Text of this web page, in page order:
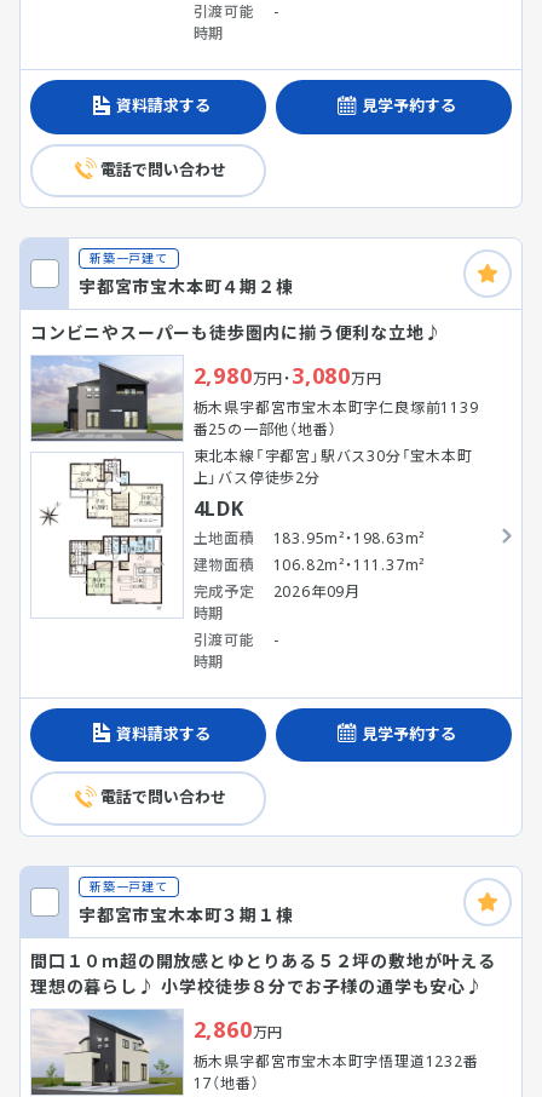
引渡可能
時期
-
資料請求する 見学予約する
電話で問い合わせ
新築一戸建て
宇都宮市宝木本町４期２棟
コンビニやスーパーも徒歩圏内に揃う便利な立地♪
2,980万円・3,080万円
栃木県宇都宮市宝木本町字仁良塚前1139
番25の一部他（地番）
東北本線「宇都宮」駅バス30分「宝木本町
上」バス停徒歩2分
4LDK
土地面積
183.95m²・198.63m²
建物面積
106.82m²・111.37m²
完成予定
時期
2026年09月
引渡可能
時期
-
資料請求する 見学予約する
電話で問い合わせ
新築一戸建て
宇都宮市宝木本町３期１棟
間口１０ｍ超の開放感とゆとりある５２坪の敷地が叶える
理想の暮らし♪ 小学校徒歩８分でお子様の通学も安心♪
2,860万円
栃木県宇都宮市宝木本町字悟理道1232番
17（地番）